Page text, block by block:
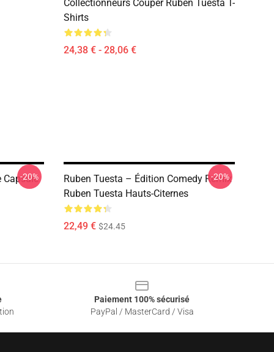
Collectionneurs Couper Ruben Tuesta T-
Shirts
24,38 € - 28,06 €
Capsule
-20%
Ruben Tuesta – Édition Comedy Remix
Ruben Tuesta Hauts-Citernes
22,49 € $24.45
-20%
Paiement 100% sécurisé
PayPal / MasterCard / Visa